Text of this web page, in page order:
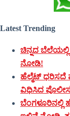
Latest Trending
ಚಿನ್ನದ ಬೆಲೆಯಲ್ಲಿ
ನೋಡಿ!
ಹೆಲ್ಮೆಟ್ ಧರಿಸದೆ
ವಿಧಿಸಿದ
ಬೆಂಗಳೂರಿನಲ್ಲಿ